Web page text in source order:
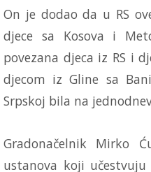
On je dodao da u RS
djece sa Kosova i
povezana djeca iz RS i
djecom iz Gline sa
Srpskoj bila na
Gradonačelnik Mirko
ustanova koji